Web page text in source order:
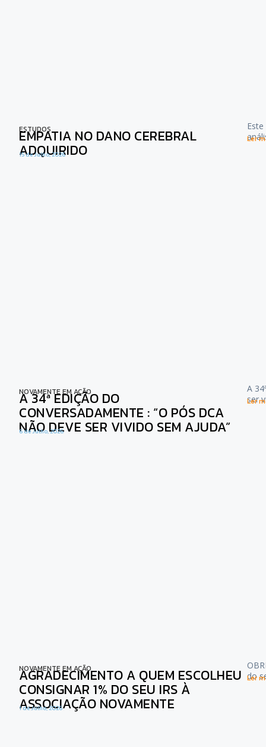
ESTUDOS
EMPATIA NO DANO CEREBRAL
ADQUIRIDO
15 de Julho, 2026
Ler
NOVAMENTE EM AÇÃO
A 34ª EDIÇÃO DO
CONVERSADAMENTE : “O PÓS DCA
NÃO DEVE SER VIVIDO SEM AJUDA”
6 de Julho, 2026
A
ser
Ler
NOVAMENTE EM AÇÃO
AGRADECIMENTO A QUEM ESCOLHEU
CONSIGNAR 1% DO SEU IRS À
ASSOCIAÇÃO NOVAMENTE
1 de Julho, 2026
do
Ler